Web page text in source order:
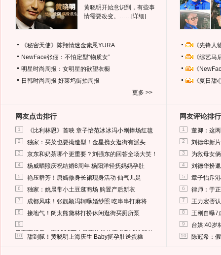
黄晓明开始意识到，有些事
情需要改变。…… [详细]
《秘密天使》陈翔情迷金素恩YURA
NewFace张俪：不怕定型“物质女”
明星时尚周报：女明星的欲望衣橱
日韩时尚周报 好莱坞街拍周报
更多 >>
《先锋
《综艺
《
《夏日
网友点击排行
1 《比利林恩》首映 章子怡范冰冰冯小刚捧场红毯
2 独家：买菜也要拗造型！金星携女逛街有派头
3 京东和奶茶哪个更重要？刘强东的回答全场大笑！
4 杨威晒照庆祝结婚8周年 杨阳洋轻抚妈妈孕肚
5 艳压群芳！唐嫣修身长裙现身活动 仙气儿足
6 独家：姚晨带小土豆逛商场 购置产后新衣
7 成都风味！张靓颖冯轲曝婚纱照 吃串串打麻将
8 接地气！阔太熊黛林打扮休闲逛街买厕所泵
9
马蓉离婚后，砸1000万人民币给媒体要求删掉这照片
10 甜到腻！黄晓明上海庆生 Baby挺孕肚送蛋糕
网友评论排行
1 董卿：这
2 刘德华新
3 为救母女
4 刘德华扮
5 章子怡斥
6 律师：于
7 王力宏否
8 王刚自曝7
9 台媒:40岁
10 陈冠希：